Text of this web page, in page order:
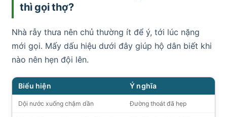
thì gọi thợ?
Nhà rẫy thưa nên chủ thường ít để ý, tới lúc nặng
mới gọi. Mấy dấu hiệu dưới đây giúp hộ dân biết khi
nào nên hẹn đội lên.
Biểu hiện Ý nghĩa
Dội nước xuống chậm dần Đường thoát đã hẹp